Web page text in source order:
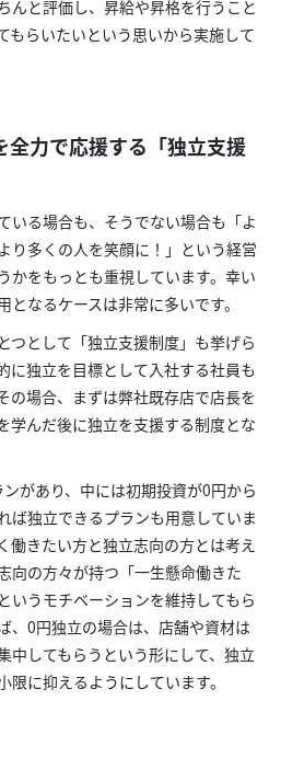
んと評価し、昇給や昇格を行うこと
もらいたいという思いから実施して
全力で応援する「独立支援
いる場合も、そうでない場合も「よ
り多くの人を笑顔に！」という経営
かをもっとも重視しています。幸い
なるケースは非常に多いです。
つとして「独立支援制度」も挙げら
に独立を目標として入社する社員も
の場合、まずは弊社既存店で店長を
学んだ後に独立を支援する制度とな
があり、中には初期投資が0円から
ば独立できるプランも用意していま
働きたい方と独立志向の方とは考え
向の方々が持つ「一生懸命働きた
いうモチベーションを維持してもら
、0円独立の場合は、店舗や資材は
中してもらうという形にして、独立
に抑えるようにしています。